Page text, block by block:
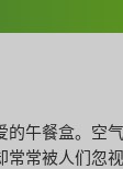
午餐盒。
常常被人们忽